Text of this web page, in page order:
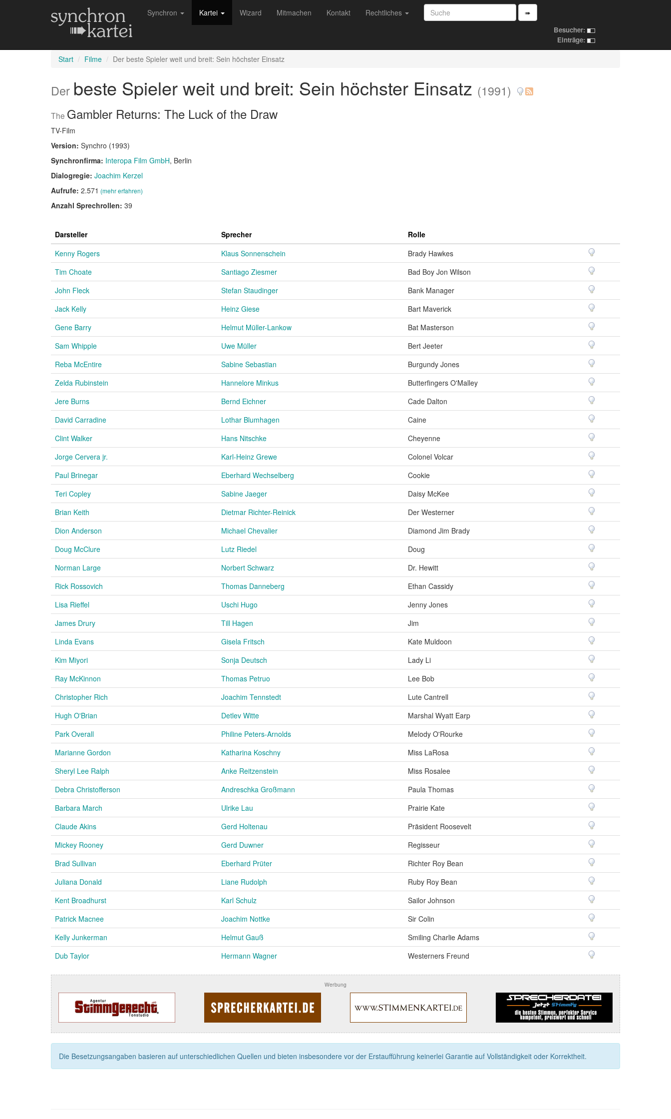
Synchron Kartei Wizard Mitmachen Kontakt Rechtliches ➠
Besucher:
Einträge:
Start Filme Der beste Spieler weit und breit: Sein höchster Einsatz
Der beste Spieler weit und breit: Sein höchster Einsatz (1991)
The Gambler Returns: The Luck of the Draw
TV-Film
Version: Synchro (1993)
Synchronfirma: Interopa Film GmbH, Berlin
Dialogregie: Joachim Kerzel
Aufrufe: 2.571 (mehr erfahren)
Anzahl Sprechrollen: 39
Darsteller Sprecher
Rolle
Kenny Rogers
Klaus Sonnenschein
Brady Hawkes
Tim Choate
Santiago Ziesmer
Bad Boy Jon Wilson
John Fleck
Stefan Staudinger
Bank Manager
Jack Kelly
Heinz Giese
Bart Maverick
Gene Barry
Helmut Müller-Lankow
Bat Masterson
Sam Whipple
Uwe Müller
Bert Jeeter
Reba McEntire
Sabine Sebastian
Burgundy Jones
Zelda Rubinstein
Hannelore Minkus
Butterfingers O'Malley
Jere Burns
Bernd Eichner
Cade Dalton
David Carradine
Lothar Blumhagen
Caine
Clint Walker
Hans Nitschke
Cheyenne
Jorge Cervera jr.
Karl-Heinz Grewe
Colonel Volcar
Paul Brinegar
Eberhard Wechselberg
Cookie
Teri Copley
Sabine Jaeger
Daisy McKee
Brian Keith
Dietmar Richter-Reinick
Der Westerner
Dion Anderson
Michael Chevalier
Diamond Jim Brady
Doug McClure
Lutz Riedel
Doug
Norman Large
Norbert Schwarz
Dr. Hewitt
Rick Rossovich
Thomas Danneberg
Ethan Cassidy
Lisa Rieffel
Uschi Hugo
Jenny Jones
James Drury
Till Hagen
Jim
Linda Evans
Gisela Fritsch
Kate Muldoon
Kim Miyori
Sonja Deutsch
Lady Li
Ray McKinnon
Thomas Petruo
Lee Bob
Christopher Rich
Joachim Tennstedt
Lute Cantrell
Hugh O'Brian
Detlev Witte
Marshal Wyatt Earp
Park Overall
Philine Peters-Arnolds
Melody O'Rourke
Marianne Gordon
Katharina Koschny
Miss LaRosa
Sheryl Lee Ralph
Anke Reitzenstein
Miss Rosalee
Debra Christofferson
Andreschka Großmann
Paula Thomas
Barbara March
Ulrike Lau
Prairie Kate
Claude Akins
Gerd Holtenau
Präsident Roosevelt
Mickey Rooney
Gerd Duwner
Regisseur
Brad Sullivan
Eberhard Prüter
Richter Roy Bean
Juliana Donald
Liane Rudolph
Ruby Roy Bean
Kent Broadhurst
Karl Schulz
Sailor Johnson
Patrick Macnee
Joachim Nottke
Sir Colin
Kelly Junkerman
Helmut Gauß
Smiling Charlie Adams
Dub Taylor
Hermann Wagner Westerners Freund
Werbung
Die Besetzungsangaben basieren auf unterschiedlichen Quellen und bieten insbesondere vor der Erstaufführung keinerlei Garantie auf Vollständigkeit oder Korrektheit.